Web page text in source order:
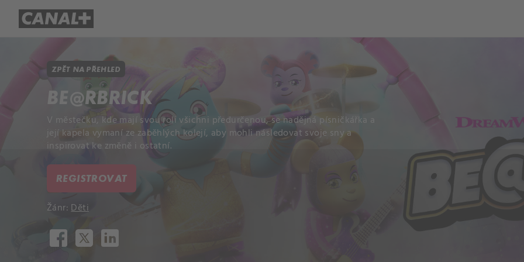
ZPĚT NA PŘEHLED
BE@RBRICK
V městečku, kde mají svou roli všichni předurčenou, se nadějná písničkářka a
její kapela vymaní ze zaběhlých kolejí, aby mohli následovat svoje sny a
inspirovat ke změně i ostatní.
REGISTROVAT
Žánr:Děti